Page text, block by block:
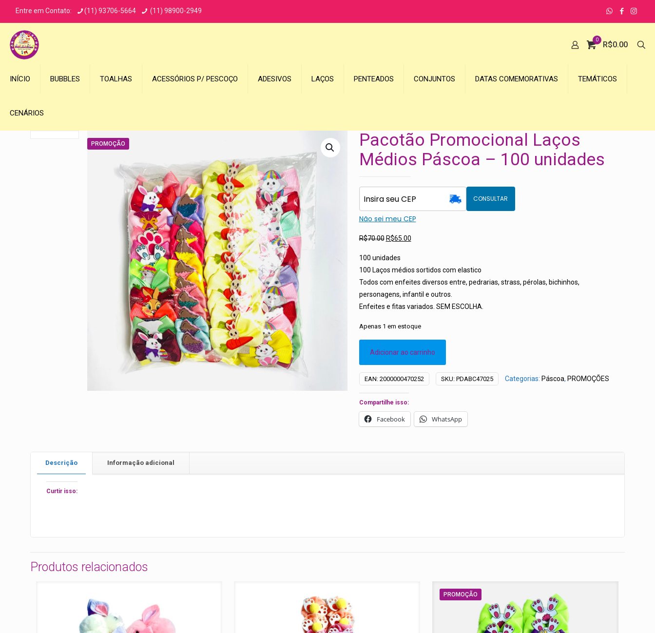
Entre em Contato: (11) 93706-5664 (11) 98900-2949
0
R$0.00
INÍCIO BUBBLES TOALHAS ACESSÓRIOS P/ PESCOÇO ADESIVOS LAÇOS PENTEADOS CONJUNTOS DATAS COMEMORATIVAS TEMÁTICOS
CENÁRIOS
PROMOÇÃO
Pacotão Promocional Laços
Médios Páscoa – 100 unidades
CONSULTAR
Não sei meu CEP
R$70.00 O
original
era:
R$70.00.
R$65.00O
é:
R$65.00.
100 unidades
100 Laços médios sortidos com elastico
Todos com enfeites diversos entre, pedrarias, strass, pérolas, bichinhos,
personagens, infantil e outros.
Enfeites e fitas variados. SEM ESCOLHA.
Apenas 1 em estoque
Adicionar ao carrinho
EAN: 2000000470252 SKU: PDABC47025 Categorias: Páscoa, PROMOÇÕES
Compartilhe isso:
Facebook WhatsApp
Descrição Informação adicional
Curtir isso:
Produtos relacionados
PROMOÇÃO